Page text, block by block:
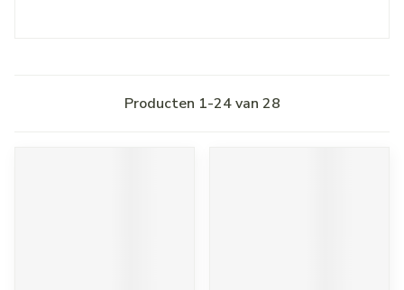
Producten 1-24van 28